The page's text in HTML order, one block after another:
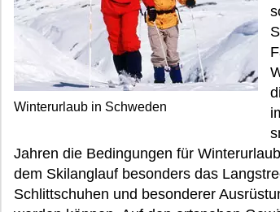
Winterurlaub in Schweden
Jahren die Bedingungen für
dem Skilanglauf besonders das
Schlittschuhen und besonderer